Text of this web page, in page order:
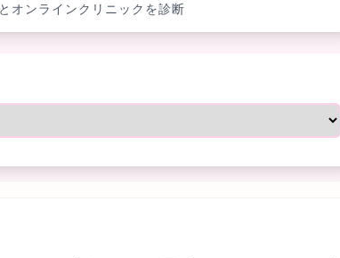
オンラインクリニックを診断